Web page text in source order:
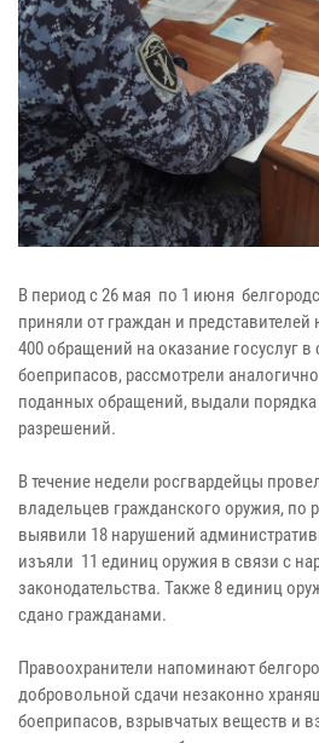
В период с 26 мая по 1 июня
приняли от граждан и
400 обращений на оказание госуслуг
боеприпасов, рассмотрели
поданных обращений, выдали порядка
разрешений.
В течение недели росгвардейцы
владельцев гражданского оружия, по
выявили 18 нарушений
изъяли 11 единиц оружия в связи с
законодательства. Также 8 единиц
сдано гражданами.
Правоохранители напоминают
добровольной сдачи незаконно
боеприпасов, взрывчатых веществ и